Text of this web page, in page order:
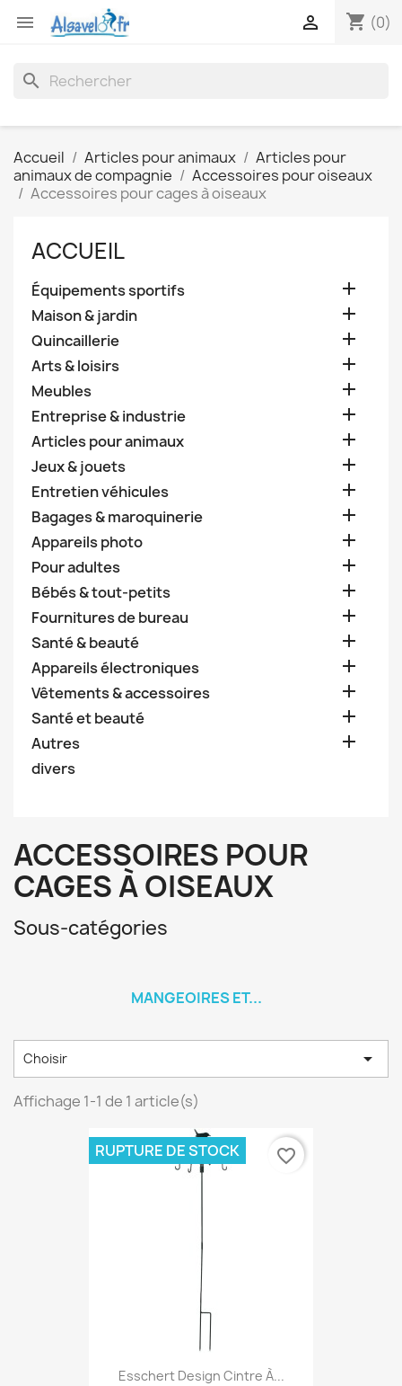
 shopping_cart (0)

search
Accueil Articles pour animaux
Articles pour
animaux de compagnie
Accessoires pour oiseaux
Accessoires pour cages à oiseaux
ACCUEIL
Équipements sportifs 
Maison & jardin 
Quincaillerie 
Arts & loisirs 
Meubles 
Entreprise & industrie 
Articles pour animaux 
Jeux & jouets 
Entretien véhicules 
Bagages & maroquinerie 
Appareils photo 
Pour adultes 
Bébés & tout-petits 
Fournitures de bureau 
Santé & beauté 
Appareils électroniques 
Vêtements & accessoires 
Santé et beauté 
Autres 
divers
ACCESSOIRES POUR
CAGES À OISEAUX
Sous-catégories
MANGEOIRES ET...
Choisir 
Affichage 1-1 de 1 article(s)
Esschert Design Cintre À...
RUPTURE DE STOCK favorite_border